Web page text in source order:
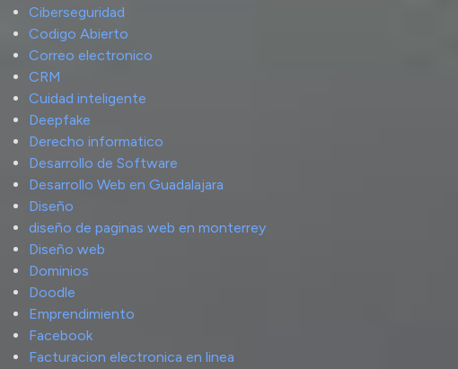
Ciberseguridad
Codigo Abierto
Correo electronico
CRM
Cuidad inteligente
Deepfake
Derecho informatico
Desarrollo de Software
Desarrollo Web en Guadalajara
Diseño
diseño de paginas web en monterrey
Diseño web
Dominios
Doodle
Emprendimiento
Facebook
Facturacion electronica en linea